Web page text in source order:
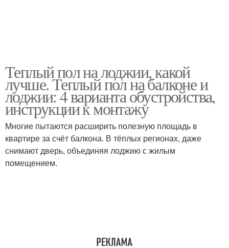
Теплый пол на лоджии, какой
лучше. Теплый пол на балконе и
лоджии: 4 варианта обустройства,
инструкции к монтажу
Многие пытаются расширить полезную площадь в
квартире за счёт балкона. В тёплых регионах, даже
снимают дверь, объединяя лоджию с жилым
помещением.